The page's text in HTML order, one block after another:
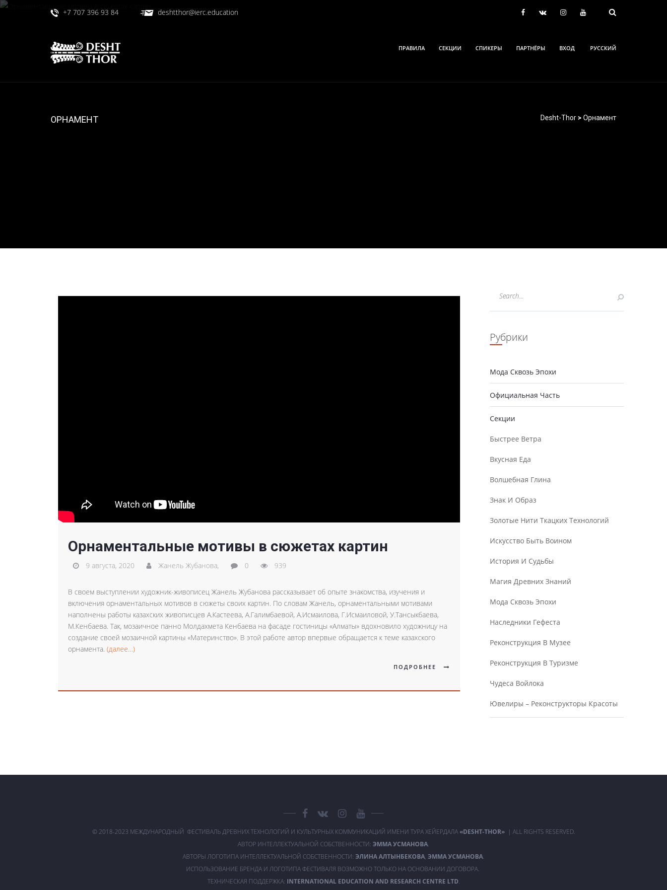
+7 707 396 93 84 deshtthor@ierc.education
ПРАВИЛА СЕКЦИИ СПИКЕРЫ ПАРТНЁРЫ ВХОД РУССКИЙ
ОРНАМЕНТ Desht-Thor > Орнамент
Орнаментальные мотивы в сюжетах картин
9 августа, 2020 Жанель Жубанова, 0 939
В своем выступлении художник-живописец Жанель Жубанова рассказывает об опыте знакомства, изучения и
включения орнаментальных мотивов в сюжеты своих картин. По словам Жанель, орнаментальными мотивами
наполнены работы казахских живописцев А.Кастеева, А.Галимбаевой, А.Исмаилова, Г.Исмаиловой, У.Тансыкбаева,
М.Кенбаева. Так, мозаичное панно Молдахмета Кенбаева на фасаде гостиницы «Алматы» вдохновило художницу на
создание своей мозаичной картины «Материнство». В этой работе автор впервые обращается к теме казахского
орнамента. (далее…)
ПОДРОБНЕЕ
Рубрики
Мода Сквозь Эпохи
Официальная Часть
Секции
Быстрее Ветра
Вкусная Еда
Волшебная Глина
Знак И Образ
Золотые Нити Ткацких Технологий
Искусство Быть Воином
История И Судьбы
Магия Древних Знаний
Мода Сквозь Эпохи
Наследники Гефеста
Реконструкция В Музее
Реконструкция В Туризме
Чудеса Войлока
Ювелиры – Реконструкторы Красоты
© 2018-2023 МЕЖДУНАРОДНЫЙ ФЕСТИВАЛЬ ДРЕВНИХ ТЕХНОЛОГИЙ И КУЛЬТУРНЫХ КОММУНИКАЦИЙ ИМЕНИ ТУРА ХЕЙЕРДАЛА«DESHT-THOR»| ALL RIGHTS RESERVED.
АВТОР ИНТЕЛЛЕКТУАЛЬНОЙ СОБСТВЕННОСТИ: ЭММА УСМАНОВА.
АВТОРЫ ЛОГОТИПА ИНТЕЛЛЕКТУАЛЬНОЙ СОБСТВЕННОСТИ: ЭЛИНА АЛТЫНБЕКОВА, ЭММА УСМАНОВА.
ИСПОЛЬЗОВАНИЕ БРЕНДА И ЛОГОТИПА ФЕСТИВАЛЯ ВОЗМОЖНО ТОЛЬКО НА ОСНОВАНИИ ДОГОВОРА.
ТЕХНИЧЕСКАЯ ПОДДЕРЖКА: INTERNATIONAL EDUCATION AND RESEARCH CENTRE LTD.